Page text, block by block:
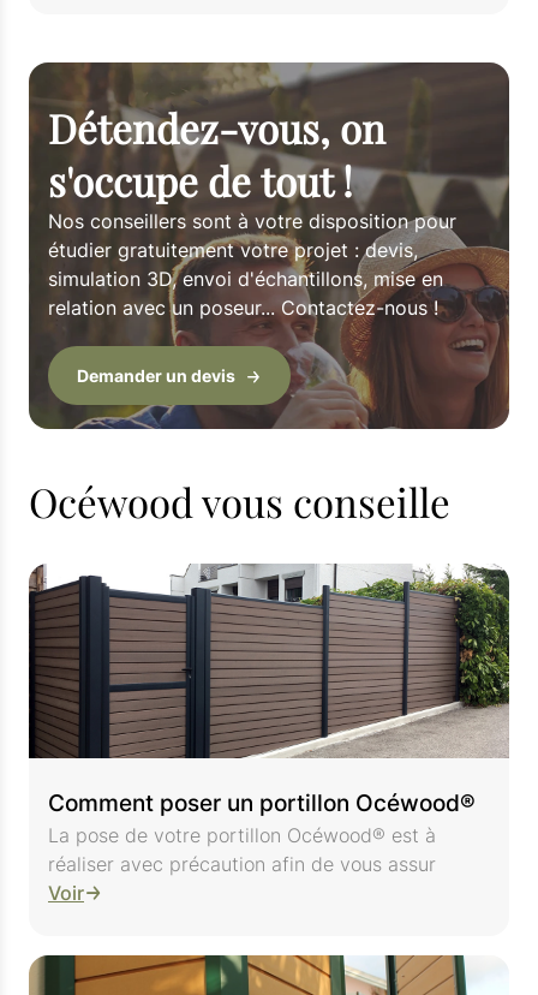
Détendez-vous, on
s'occupe de tout !
Nos conseillers sont à votre disposition pour
étudier gratuitement votre projet : devis,
simulation 3D, envoi d'échantillons, mise en
relation avec un poseur... Contactez-nous !
Demander un devis
Océwood vous conseille
Comment poser un portillon Océwood®
La pose de votre portillon Océwood® est à
réaliser avec précaution afin de vous assur
Voir